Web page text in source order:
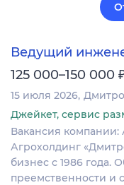
Ведущий
125 000–150 000
15 июля 2026
Джейкет, сервис
Вакансия
Агрохолдинг
бизнес с 1986 года.
преемственности и